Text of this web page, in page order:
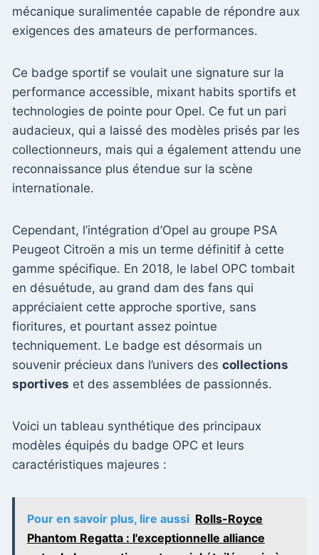
mécanique suralimentée capable de répondre aux
exigences des amateurs de performances.
Ce badge sportif se voulait une signature sur la
performance accessible, mixant habits sportifs et
technologies de pointe pour Opel. Ce fut un pari
audacieux, qui a laissé des modèles prisés par les
collectionneurs, mais qui a également attendu une
reconnaissance plus étendue sur la scène
internationale.
Cependant, l’intégration d’Opel au groupe PSA
Peugeot Citroën a mis un terme définitif à cette
gamme spécifique. En 2018, le label OPC tombait
en désuétude, au grand dam des fans qui
appréciaient cette approche sportive, sans
fioritures, et pourtant assez pointue
techniquement. Le badge est désormais un
souvenir précieux dans l’univers des collections
sportives et des assemblées de passionnés.
Voici un tableau synthétique des principaux
modèles équipés du badge OPC et leurs
caractéristiques majeures :
Pour en savoir plus, lire aussi Rolls-Royce
Phantom Regatta : l'exceptionnelle alliance